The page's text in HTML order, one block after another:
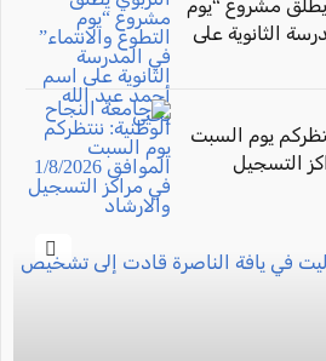
يطلق مشروع “يوم
الثانوية على
يوم السبت
في مراكز التسجيل